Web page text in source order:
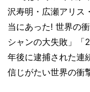
沢寿明・広瀬アリス
当にあった! 世界の
シャンの大失敗」「
年後に逮捕された連
信じがたい世界の衝